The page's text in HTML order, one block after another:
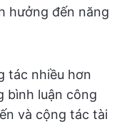
hưởng đến năng
tác nhiều hơn
bình luận công
và cộng tác tài